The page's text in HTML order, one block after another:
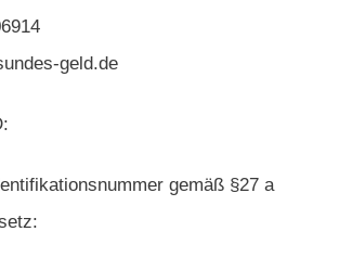
geld.de
gemäß §27 a